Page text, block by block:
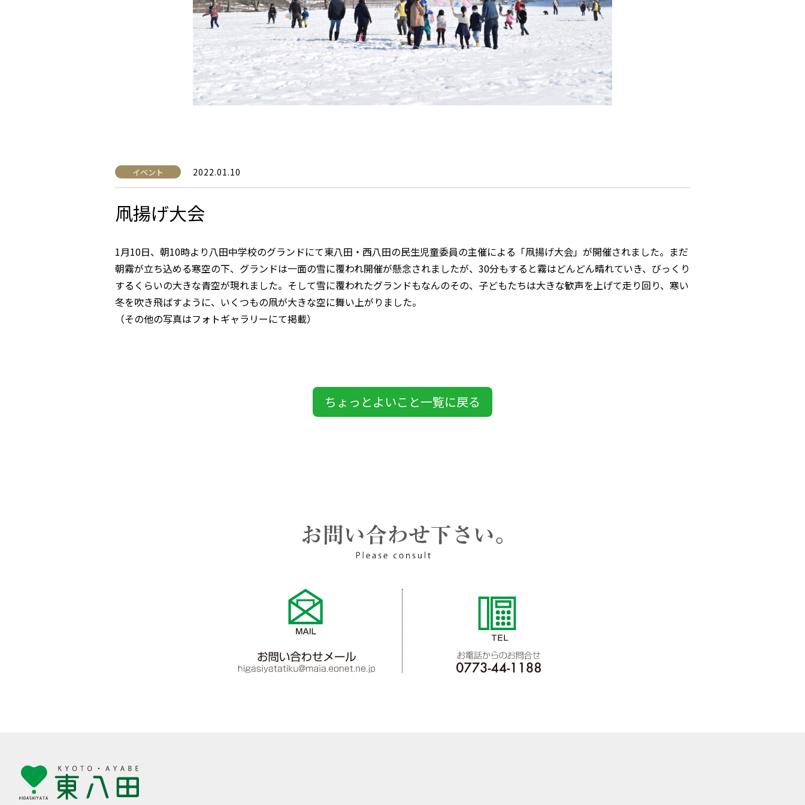
イベント 2022.01.10
凧揚げ大会
1月10日、朝10時より八田中学校のグランドにて東八田・西八田の民生児童委員の主催による「凧揚げ大会」が開催されました。まだ
朝霧が立ち込める寒空の下、グランドは一面の雪に覆われ開催が懸念されましたが、30分もすると霧はどんどん晴れていき、びっくり
するくらいの大きな青空が現れました。そして雪に覆われたグランドもなんのその、子どもたちは大きな歓声を上げて走り回り、寒い
冬を吹き飛ばすように、いくつもの凧が大きな空に舞い上がりました。
（その他の写真はフォトギャラリーにて掲載）
ちょっとよいこと一覧に戻る